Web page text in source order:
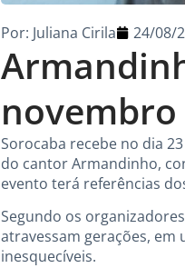
novembro
Por: Juliana Cirila 24/08/
Sorocaba recebe no dia
do cantor Armandinho,
evento terá referências
Segundo os
atravessam gerações, em
inesquecíveis.